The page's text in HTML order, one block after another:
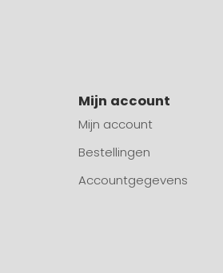
Mijn account
Mijn account
Bestellingen
Accountgegevens